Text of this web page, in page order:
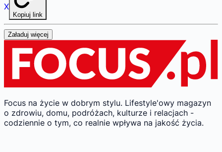
X
Kopiuj link
Załaduj więcej
Focus na życie w dobrym stylu. Lifestyle'owy magazyn
o zdrowiu, domu, podróżach, kulturze i relacjach -
codziennie o tym, co realnie wpływa na jakość życia.